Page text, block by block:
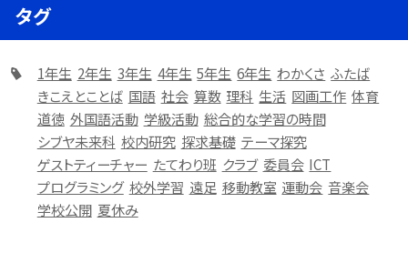
タグ
1年生 2年生 3年生 4年生 5年生 6年生 わかくさ ふたば
きこえとことば 国語 社会 算数 理科 生活 図画工作 体育
道徳 外国語活動 学級活動 総合的な学習の時間
シブヤ未来科 校内研究 探求基礎 テーマ探究
ゲストティーチャー たてわり班 クラブ 委員会 ICT
プログラミング 校外学習 遠足 移動教室 運動会 音楽会
学校公開 夏休み